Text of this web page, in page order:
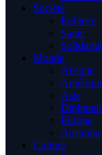
Société
Enfance
Santé
Solidarité
Monde
Afrique
Asie
Europe
Australia
Culture